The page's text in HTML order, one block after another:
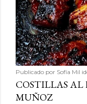
Publicado por Sofía Mil
COSTILLAS AL
MUÑOZ